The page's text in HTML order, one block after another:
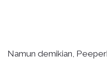
Namun demikian,